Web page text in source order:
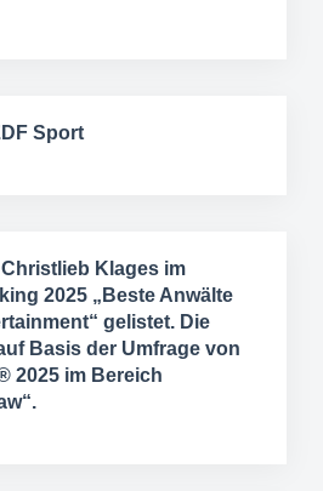
Sport
Klages im
2025 „Beste Anwälte
gelistet. Die
Basis der Umfrage von
2025 im Bereich